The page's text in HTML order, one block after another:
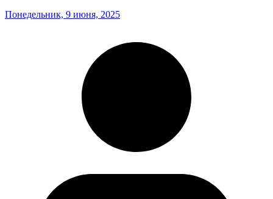
Понедельник, 9 июня, 2025